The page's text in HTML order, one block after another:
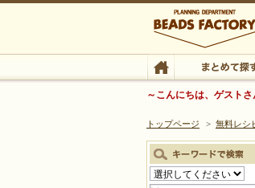
ビーズファクトリー ビ
ビーズ・アクセサリーの
TOP まとめて探す
～こんにちは、ゲストさ
トップページ > 無料レシ